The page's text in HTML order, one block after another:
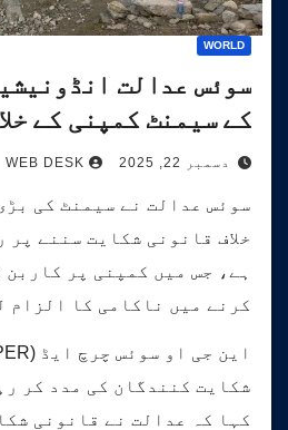
WORLD
سوئس عدالت
کے سیمنٹ کمپنی کے
کیس کی سماعت کرے گی۔
دسمبر 22, 2025 WEB DESK
سوئس عدالت نے سیمنٹ کی
خلاف قانونی شکایت سننے پر
ہے، جس میں کمپنی پر کاربن
کرنے میں ناکامی کا الزام
شکایت کنندگان کی مدد کر
کہا کہ عدالت نے قانونی